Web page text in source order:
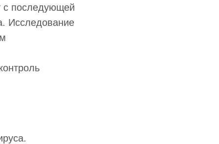
с последующей
Исследование